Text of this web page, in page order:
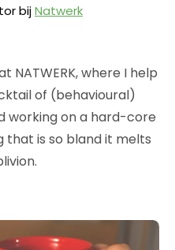
bijNatwerk
where I help
of (behavioural)
working on a hard-core
that is so bland it melts